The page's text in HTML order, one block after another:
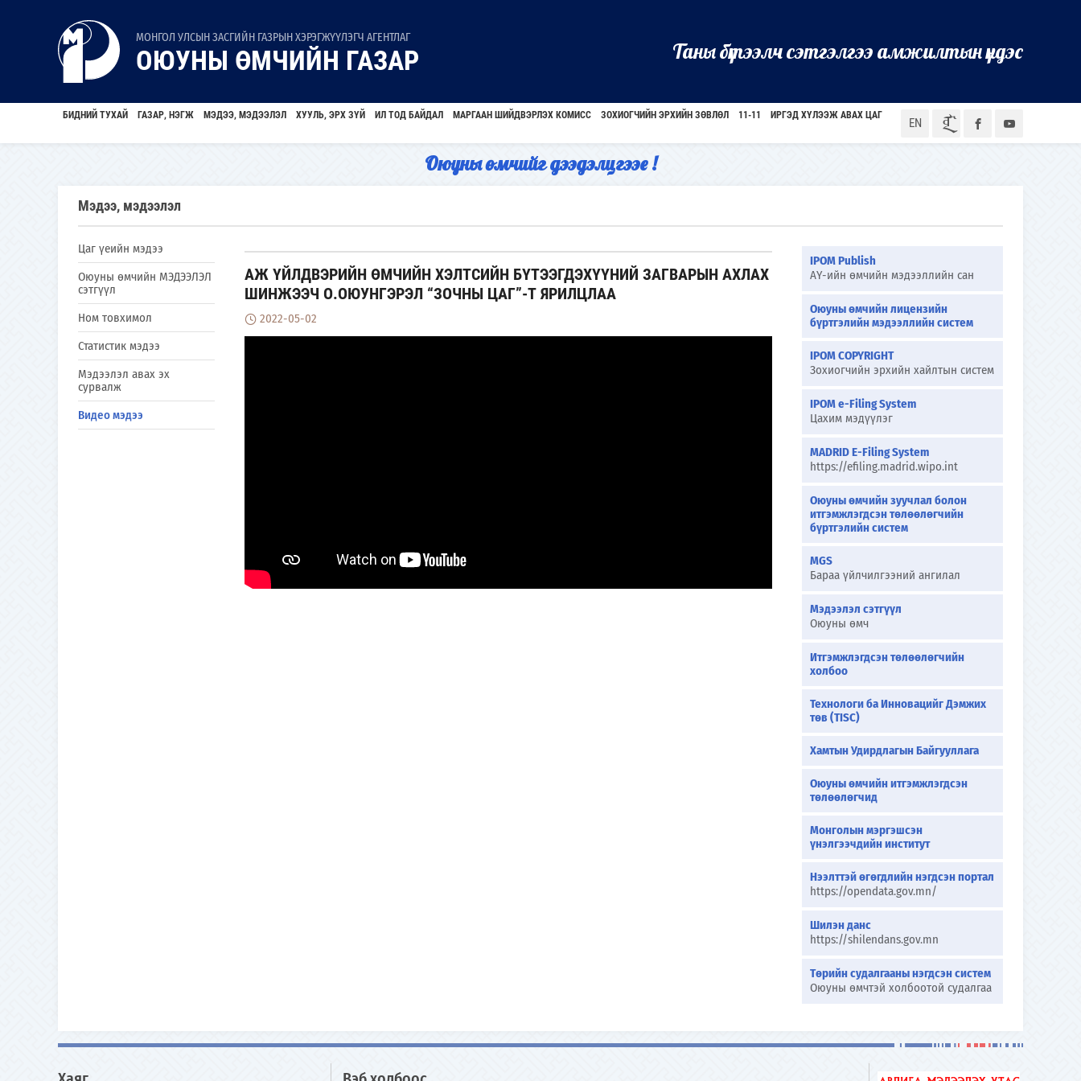
МОНГОЛ УЛСЫН ЗАСГИЙН ГАЗРЫН ХЭРЭГЖҮҮЛЭГЧ АГЕНТЛАГ
ОЮУНЫ ӨМЧИЙН ГАЗАР Таны бүтээлч сэтгэлгээ амжилтын үндэс
EN ᠮᠣᠨ
БИДНИЙ ТУХАЙ ГАЗАР, НЭГЖ МЭДЭЭ, МЭДЭЭЛЭЛ ХУУЛЬ, ЭРХ ЗҮЙ ИЛ ТОД БАЙДАЛ МАРГААН ШИЙДВЭРЛЭХ КОМИСС ЗОХИОГЧИЙН ЭРХИЙН ЗӨВЛӨЛ 11-11 ИРГЭД ХҮЛЭЭЖ АВАХ ЦАГ
Оюуны өмчийг дээдэлцгээе !
Мэдээ, мэдээлэл
Цаг үеийн мэдээ
Оюуны өмчийн МЭДЭЭЛЭЛ
сэтгүүл
Ном товхимол
Статистик мэдээ
Мэдээлэл авах эх
сурвалж
Видео мэдээ
АЖ ҮЙЛДВЭРИЙН ӨМЧИЙН ХЭЛТСИЙН БҮТЭЭГДЭХҮҮНИЙ ЗАГВАРЫН АХЛАХ
ШИНЖЭЭЧ О.ОЮУНГЭРЭЛ “ЗОЧНЫ ЦАГ”-Т ЯРИЛЦЛАА
2022-05-02
IPOM Publish
АҮ-ийн өмчийн мэдээллийн сан
Оюуны өмчийн лицензийн
бүртгэлийн мэдээллийн систем
IPOM COPYRIGHT
Зохиогчийн эрхийн хайлтын систем
IPOM e-Filing System
Цахим мэдүүлэг
MADRID E-Filing System
https://efiling.madrid.wipo.int
Оюуны өмчийн зуучлал болон
итгэмжлэгдсэн төлөөлөгчийн
бүртгэлийн систем
MGS
Бараа үйлчилгээний ангилал
Мэдээлэл сэтгүүл
Оюуны өмч
Итгэмжлэгдсэн төлөөлөгчийн
холбоо
Технологи ба Инновацийг Дэмжих
төв (TISC)
Хамтын Удирдлагын Байгууллага
Оюуны өмчийн итгэмжлэгдсэн
төлөөлөгчид
Монголын мэргэшсэн
үнэлгээчдийн институт
Нээлттэй өгөгдлийн нэгдсэн портал
https://opendata.gov.mn/
Шилэн данс
https://shilendans.gov.mn
Төрийн судалгааны нэгдсэн систем
Оюуны өмчтэй холбоотой судалгаа